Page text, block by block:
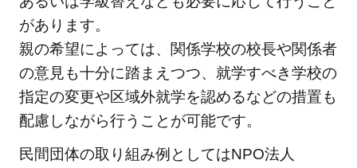
があります。
親の希望によっては、関係学校の校長や関係者
の意見も十分に踏まえつつ、就学すべき学校の
指定の変更や区域外就学を認めるなどの措置も
配慮しながら行うことが可能です。
民間団体の取り組み例としてはNPO法人